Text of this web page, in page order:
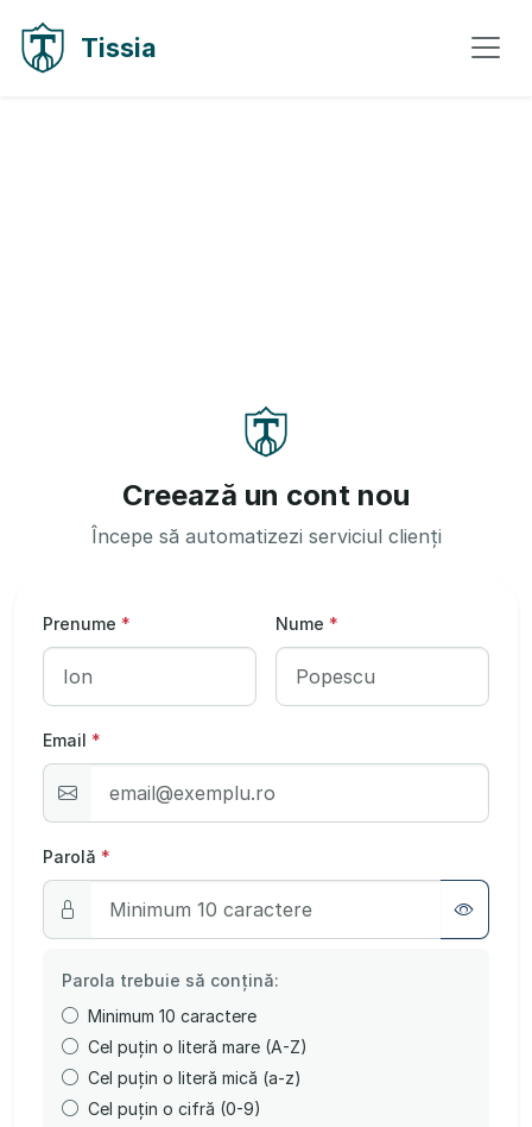
Tissia
Creează un cont nou
Începe să automatizezi serviciul clienți
Prenume * Nume *
Email *
Parolă *
Parola trebuie să conțină:
Minimum 10 caractere
Cel puțin o literă mare (A-Z)
Cel puțin o literă mică (a-z)
Cel puțin o cifră (0-9)